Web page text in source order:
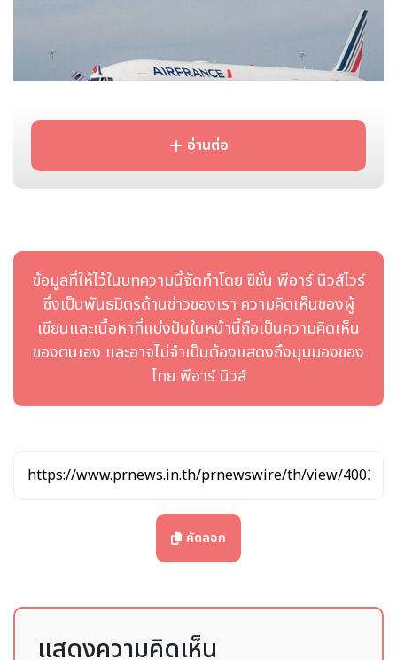
Air France arrival in Phuket
Franceจะให้บริการเที่ยวบินทั้ง 3 เที่ยวทุกวันอังคาร ศุกร์ และ
อาทิตย์ ออกเดินทางจากภูเก็ต โดยเที่ยวบินขากลับจากปารีสจะบินทุก
วันจันทร์ พฤหัสบดี และเสาร์
เที่ยวบินดังกล่าวให้บริการด้วยเครื่องบิน Boeing B777-200 ซึ่งมี
จำนวนที่นั่ง 328 ที่นั่ง (ชั้นธุรกิจ 28 ที่นั่ง ชั้นพรีเมียม 32 ที่นั่ง และ
ใต้และโอเชียเนีย กล่าวว่า"การเปิดตัวภูเก็ตเป็นจุดหมายปลายทางที่
ในการเสริมความแข็งแกร่งด้านการเชื่อมต่อของ
ในภูมิภาค ทำให้นักเดินทางสามารถเข้าถึงเกาะที่สวยงามแห่งนี้
ได้สะดวกยิ่งขึ้นผ่านเที่ยวบินตรงใหม่ของเรา Air France
ในฤดูหนาวนี้"
ตารางเที่ยวบิน (ตามเวลาท้องถิ่น):
อ่านต่อ
ข้อมูลที่ให้ไว้ในบทความนี้จัดทำโดย ซิชั่น พีอาร์ นิวส์ไวร์
ซึ่งเป็นพันธมิตรด้านข่าวของเรา ความคิดเห็นของผู้
เขียนและเนื้อหาที่แบ่งปันในหน้านี้ถือเป็นความคิดเห็น
ของตนเอง และอาจไม่จำเป็นต้องแสดงถึงมุมมองของ
ไทย พีอาร์ นิวส์
คัดลอก
แสดงความคิดเห็น